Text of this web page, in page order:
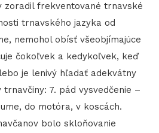
zoradil frekventované trnavské
trnavského jazyka od
nemohol obísť všeobjímajúce
čokoľvek a kedykoľvek, keď
je lenivý hľadať adekvátny
7. pád vysvedčenie –
do motóra, v koscách.
bolo skloňovanie